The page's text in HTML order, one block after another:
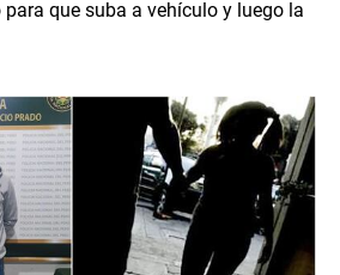
que suba a vehículo y luego la